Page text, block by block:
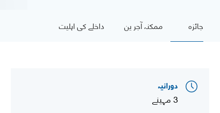
جائزہ ممکنہ آجر ین داخلے کی اہلیت
دورانیہ
3 مہینے